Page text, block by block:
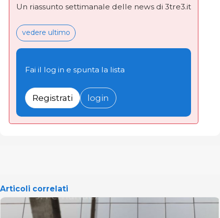
Un riassunto settimanale delle news di 3tre3.it
vedere ultimo
Fai il log in e spunta la lista
Registrati login
Articoli correlati